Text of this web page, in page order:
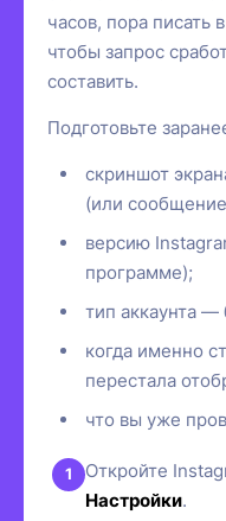
часов, пора писать
чтобы запрос
составить.
Подготовьте
скриншот
(или
версию
программе);
тип аккаунта —
когда именно
перестала
что вы уже
Откройте
Настройки.